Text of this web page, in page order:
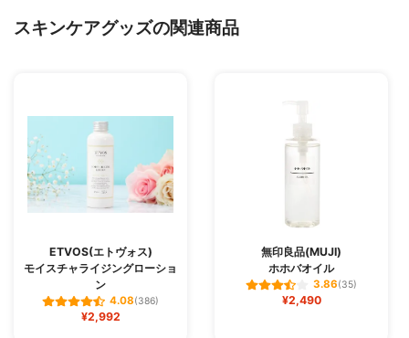
スキンケアグッズの関連商品
ETVOS(エトヴォス)
モイスチャライジングローショ
ン
4.08(386)
¥2,992
無印良品(MUJI)
ホホバオイル
3.86(35)
¥2,490